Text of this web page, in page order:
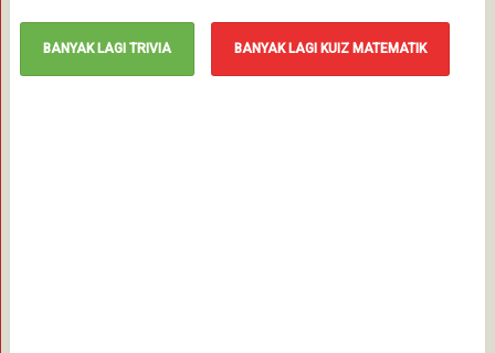
BANYAK LAGI TRIVIA BANYAK LAGI KUIZ MATEMATIK